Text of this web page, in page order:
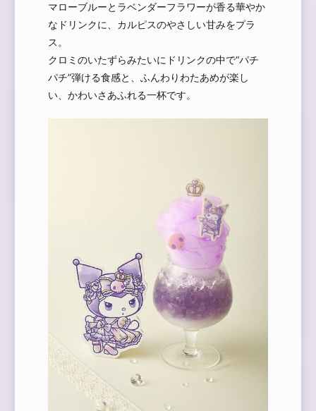
マローブルーとラベンダーフラワーが香る華やか
なドリンクに、カルピスのやさしい甘みをプラ
ス。
クロミのいたずらみたいにドリンクの中で“パチ
パチ”弾ける食感と、ふんわりわたあめが楽し
い、かわいさあふれる一杯です。